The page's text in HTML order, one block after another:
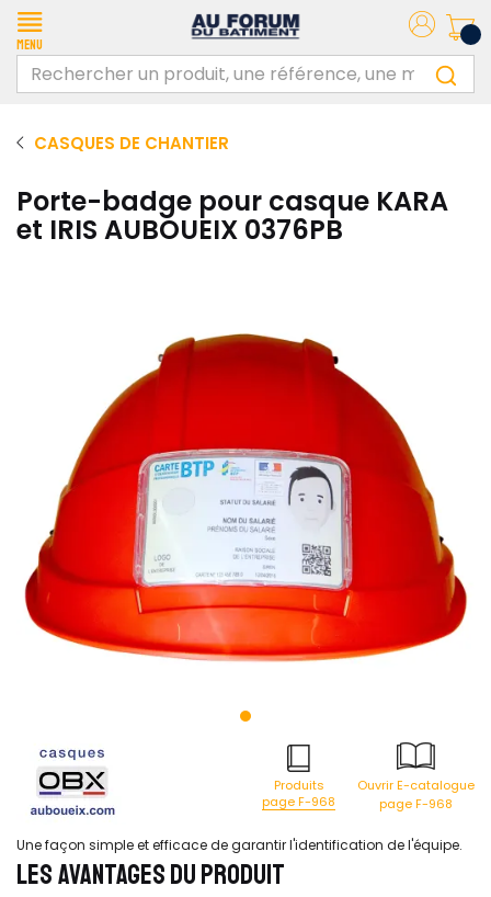
Menu
CASQUES DE CHANTIER
Porte-badge pour casque KARA
et IRIS AUBOUEIX 0376PB
Produits
page F-968
Ouvrir E-catalogue
page F-968
Une façon simple et efficace de garantir l'identification de l'équipe.
LES AVANTAGES DU PRODUIT